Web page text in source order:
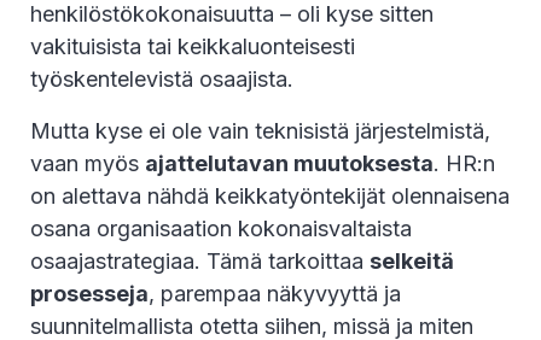
henkilöstökokonaisuutta – oli kyse sitten
vakituisista tai keikkaluonteisesti
työskentelevistä osaajista.
Mutta kyse ei ole vain teknisistä järjestelmistä,
vaan myös ajattelutavan muutoksesta. HR:n
on alettava nähdä keikkatyöntekijät olennaisena
osana organisaation kokonaisvaltaista
osaajastrategiaa. Tämä tarkoittaa selkeitä
prosesseja, parempaa näkyvyyttä ja
suunnitelmallista otetta siihen, missä ja miten